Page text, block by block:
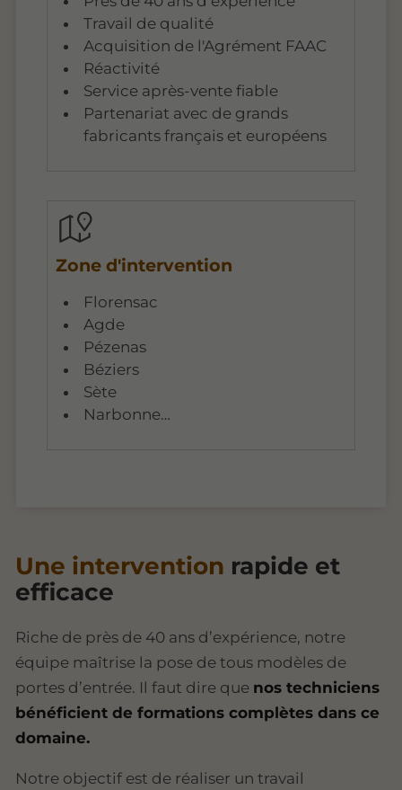
Travail de qualité
Acquisition de l'Agrément FAAC
Réactivité
Service après-vente fiable
Partenariat avec de grands
fabricants français et européens
Zone d'intervention
Florensac
Agde
Pézenas
Béziers
Sète
Narbonne…
Une intervention rapide et
efficace
Riche de près de 40 ans d’expérience, notre
équipe maîtrise la pose de tous modèles de
portes d’entrée. Il faut dire que nos techniciens
bénéficient de formations complètes dans ce
domaine.
Notre objectif est de réaliser un travail